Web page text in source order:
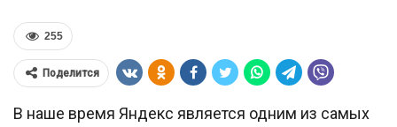
255
Поделится
В наше время Яндекс является одним из самых